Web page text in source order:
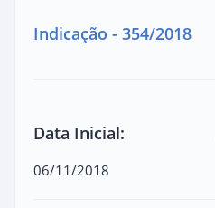
Indicação - 354/2018
Data Inicial:
06/11/2018